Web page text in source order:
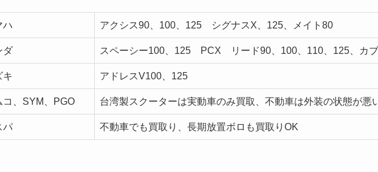
ハ アクシス90、100、125 シグナスX、125、メイト80
ダ スペーシー100、125 PCX リード90、100、110、125、カ
キ アドレスV100、125
コ、SYM、PGO 台湾製スクーターは実動車のみ買取、不動車は外装の状態が悪
パ 不動車でも買取り、長期放置ボロも買取りOK